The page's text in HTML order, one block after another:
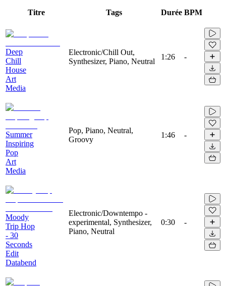
Titre Tags Durée BPM
Deep
Chill
House
Art
Media
Electronic/Chill Out,
Synthesizer, Piano, Neutral
1:26 -
Summer
Inspiring
Pop
Art
Media
Pop, Piano, Neutral,
Groovy
1:46 -
Moody
Trip Hop
- 30
Seconds
Edit
Databend
Electronic/Downtempo -
experimental, Synthesizer,
Piano, Neutral
0:30 -